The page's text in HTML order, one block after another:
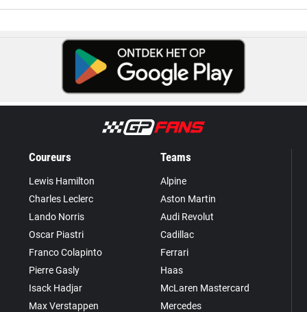
Coureurs
Lewis Hamilton
Charles Leclerc
Lando Norris
Oscar Piastri
Franco Colapinto
Pierre Gasly
Isack Hadjar
Max Verstappen
Teams
Alpine
Aston Martin
Audi Revolut
Cadillac
Ferrari
Haas
McLaren Mastercard
Mercedes